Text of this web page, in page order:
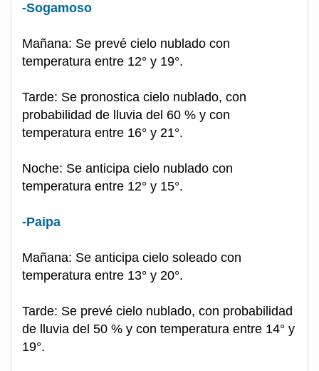
-Sogamoso
Mañana: Se prevé cielo nublado con
temperatura entre 12° y 19°.
Tarde: Se pronostica cielo nublado, con
probabilidad de lluvia del 60 % y con
temperatura entre 16° y 21°.
Noche: Se anticipa cielo nublado con
temperatura entre 12° y 15°.
-Paipa
Mañana: Se anticipa cielo soleado con
temperatura entre 13° y 20°.
Tarde: Se prevé cielo nublado, con probabilidad
de lluvia del 50 % y con temperatura entre 14° y
19°.